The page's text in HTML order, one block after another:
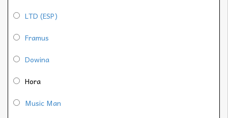
LTD (ESP)
Framus
Dowina
Hora
Music Man